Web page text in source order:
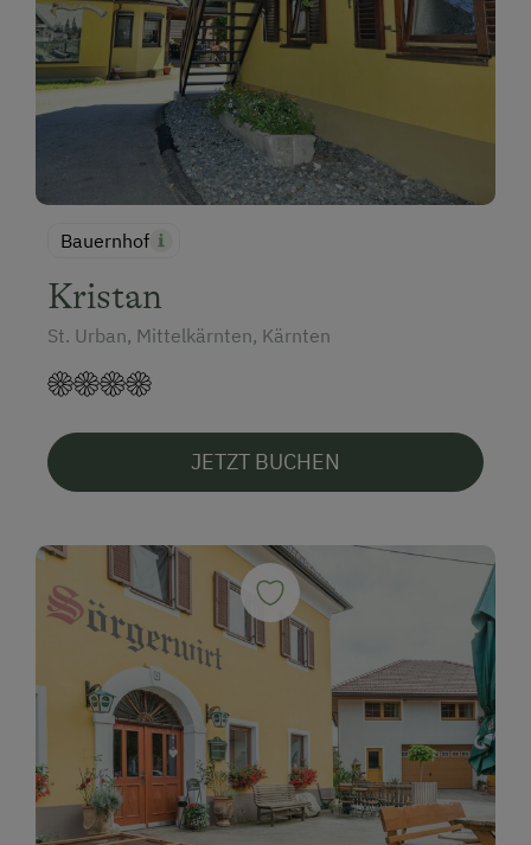
Bauernhof
Kristan
St. Urban, Mittelkärnten, Kärnten
JETZT BUCHEN